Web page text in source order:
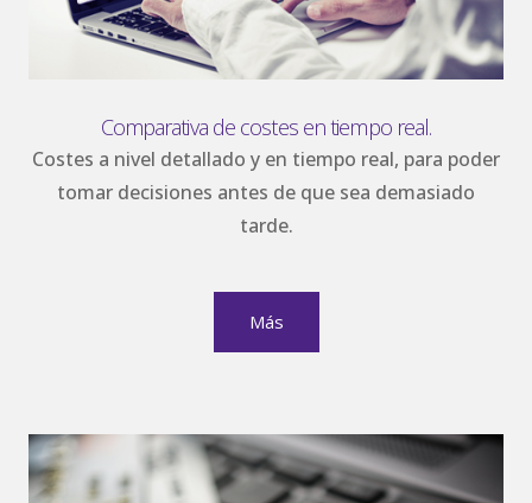
Comparativa de costes en tiempo real.
Costes a nivel detallado y en tiempo real, para poder
tomar decisiones antes de que sea demasiado
tarde.
Más